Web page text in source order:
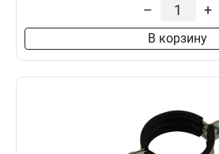
– +
В корзину